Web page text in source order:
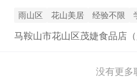
雨山区 花山美居 经验不限
马鞍山市花山区茂婕食品店（
没有更多